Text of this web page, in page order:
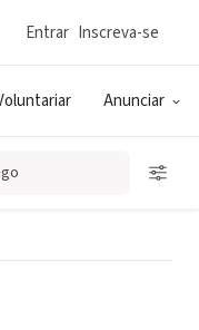
Anunciar
Entrar Inscreva-se